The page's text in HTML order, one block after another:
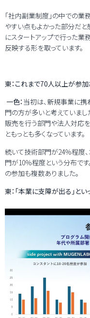
「社内副業制度」の中での
やすい点もよかった部分だと
にスタートアップで行った
反映する形を取っています。
東：これまで70人以上が参加
一色： 当初は、新規事業に携
門の方が多いと考えていま
販売を行う部門や法人対応
ともっとも多くなっています。
続いて技術部門が24％程度
門が10％程度という分布で
の参加も複数ありました。
東：「本業に支障が出る」と